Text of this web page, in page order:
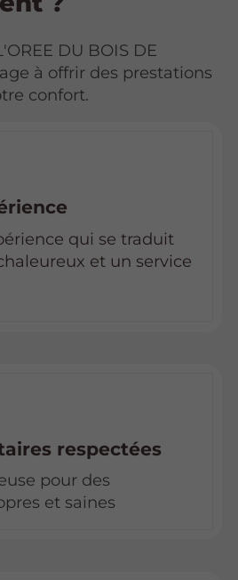
DU BOIS DE
à offrir des prestations
confort.
qui se traduit
et un service
respectées
pour des
et saines